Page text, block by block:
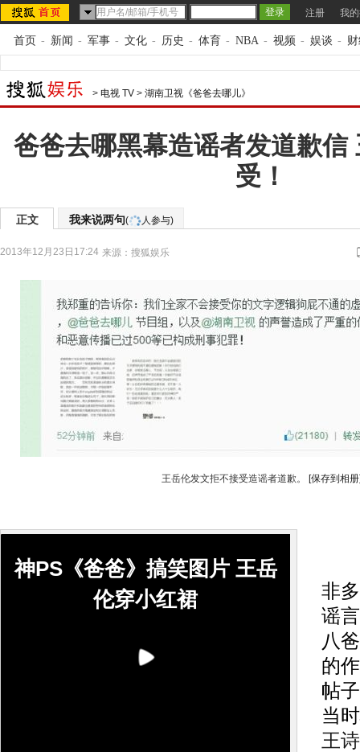
注册 我
首页 - 新闻 - 军事 - 文化 - 历史 - 体育 - NBA - 视频 - 娱谈 -
> 电视 TV > 湖南卫视《爸爸去哪儿》
爸爸去哪黑幕造谣者发道歉信
受！
正文 我来说两句( 人参与)
2013年12月23日17:24 来源： 搜狐娱乐
王岳伦发文拒不接受造谣者道歉。 [保存到相
神PS《爸爸》搞笑图片 王岳
伦穿小红裙
非
谣
八
的
帖
当
王